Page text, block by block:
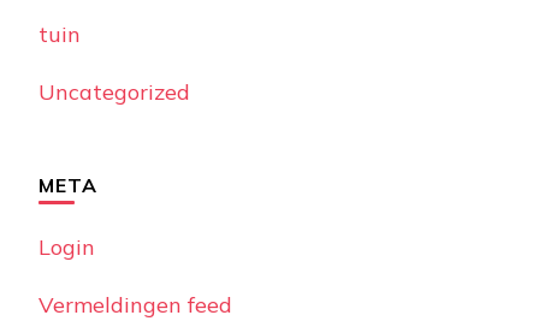
tuin
Uncategorized
META
Login
Vermeldingen feed